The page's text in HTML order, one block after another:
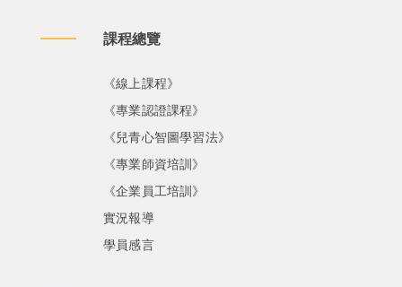
課程總覽
《線上課程》
《專業認證課程》
《兒青心智圖學習法》
《專業師資培訓》
《企業員工培訓》
實況報導
學員感言